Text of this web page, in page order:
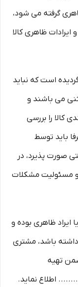
گرفته می شود،
ظاهری کالا
است که نباید
می باشند و
کالا را بررسی
باید توسط
صورت پذیرد، در
و مسئولیت مشکلات
ایراد ظاهری بوده و
باشد، مشتری
تهیه
اطلاع نماید.